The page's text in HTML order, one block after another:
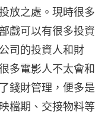
放之處。現時很多
戲可以有很多投資
司的投資人和財
多電影人不太會和
錢財管理，便多是
檔期、交接物料等